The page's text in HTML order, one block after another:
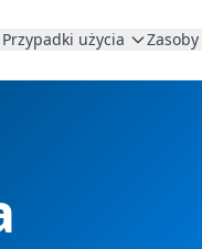
Przypadki użycia Zasoby